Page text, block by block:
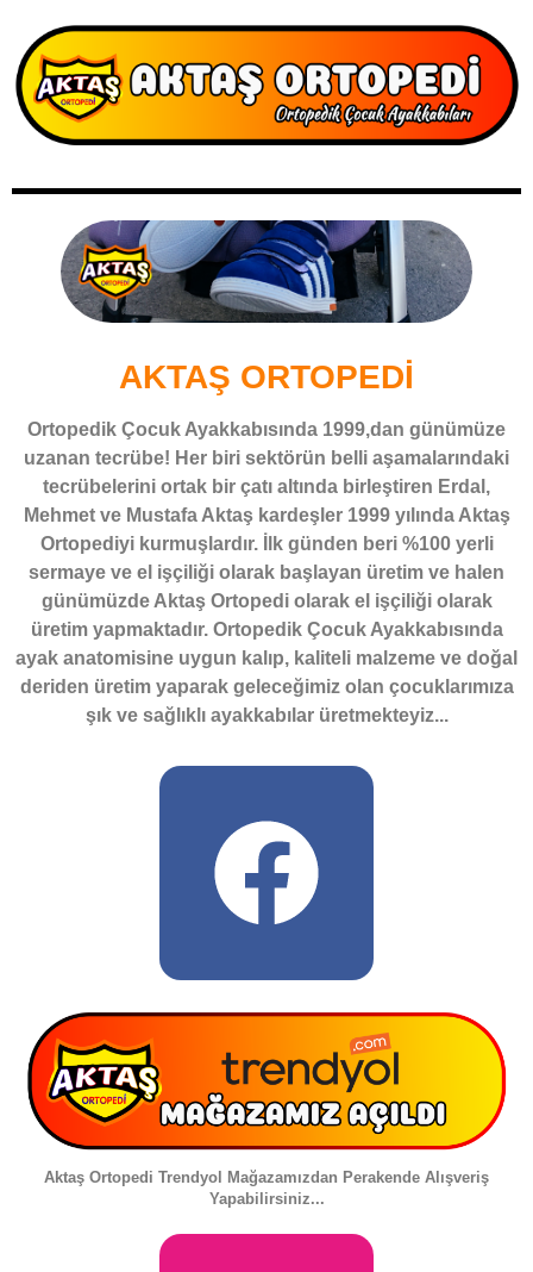
AKTAŞ ORTOPEDİ
Ortopedik Çocuk Ayakkabısında 1999,dan günümüze
uzanan tecrübe! Her biri sektörün belli aşamalarındaki
tecrübelerini ortak bir çatı altında birleştiren Erdal,
Mehmet ve Mustafa Aktaş kardeşler 1999 yılında Aktaş
Ortopediyi kurmuşlardır. İlk günden beri %100 yerli
sermaye ve el işçiliği olarak başlayan üretim ve halen
günümüzde Aktaş Ortopedi olarak el işçiliği olarak
üretim yapmaktadır. Ortopedik Çocuk Ayakkabısında
ayak anatomisine uygun kalıp, kaliteli malzeme ve doğal
deriden üretim yaparak geleceğimiz olan çocuklarımıza
şık ve sağlıklı ayakkabılar üretmekteyiz...
Aktaş Ortopedi Trendyol Mağazamızdan Perakende Alışveriş
Yapabilirsiniz...